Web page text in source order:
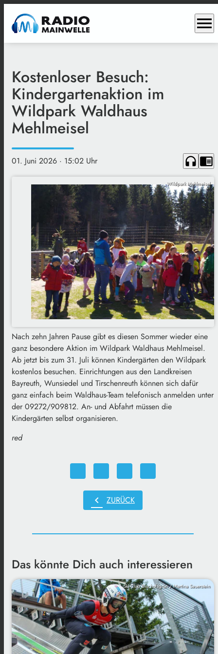
menu
Kostenloser Besuch:
Kindergartenaktion im
Wildpark Waldhaus
Mehlmeisel
01. Juni 2026 · 15:02 Uhr headphones chrome_reader_mode
Wildpark Mehlmeisel
Nach zehn Jahren Pause gibt es diesen Sommer wieder eine
ganz besondere Aktion im Wildpark Waldhaus Mehlmeisel.
Ab jetzt bis zum 31. Juli können Kindergärten den Wildpark
kostenlos besuchen. Einrichtungen aus den Landkreisen
Bayreuth, Wunsiedel und Tirschenreuth können sich dafür
ganz einfach beim Waldhaus-Team telefonisch anmelden unter
der 09272/909812. An- und Abfahrt müssen die
Kindergärten selbst organisieren.
red
chevron_left ZURÜCK
Das könnte Dich auch interessieren
Ski-Club Bischofsgrün / Martina Sauerstein